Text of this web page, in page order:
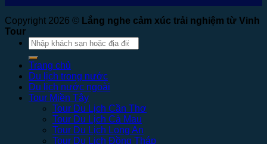
Copyright 2026 © Lắng nghe cảm xúc trải nghiệm từ Vinh
Tour
Tìm
kiếm:
Trang chủ
Du lịch trong nước
Du lịch nước ngoài
Tour Miền Tây
Tour Du Lịch Cần Thơ
Tour Du Lịch Cà Mau
Tour Du Lịch Long An
Tour Du Lịch Đồng Tháp